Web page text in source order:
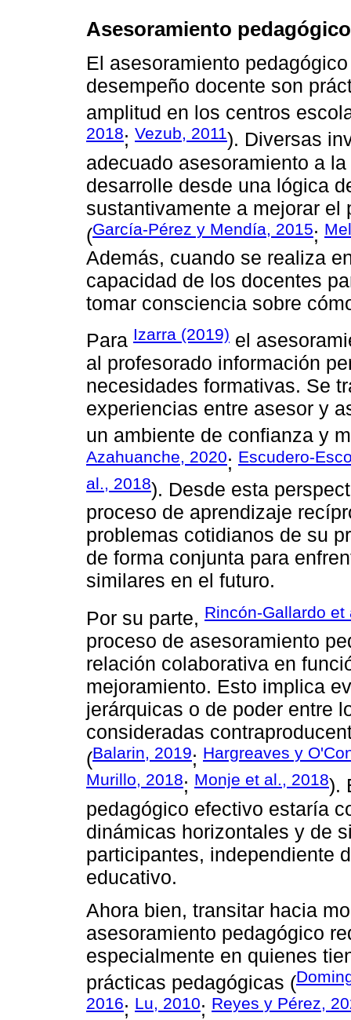
Asesoramiento pedagógico
El asesoramiento
desempeño docente son
amplitud en los centros
2018; Vezub, 2011). Diversas
adecuado asesoramiento a
desarrolle desde una lógica
sustantivamente a mejorar
(García-Pérez y Mendía, 2015;
Además, cuando se realiza
capacidad de los docentes
tomar consciencia sobre
Para Izarra (2019) el
al profesorado información
necesidades formativas. Se
experiencias entre asesor y
un ambiente de confianza y
Azahuanche, 2020; Escudero-
al., 2018). Desde esta
proceso de aprendizaje
problemas cotidianos de su
de forma conjunta para
similares en el futuro.
Por su parte, Rincón-Gallardo et
proceso de asesoramiento
relación colaborativa en
mejoramiento. Esto implica
jerárquicas o de poder entre
consideradas
(Balarin, 2019; Hargreaves y
Murillo, 2018; Monje et al., 2018).
pedagógico efectivo estaría
dinámicas horizontales y de
participantes, independiente
educativo.
Ahora bien, transitar hacia
asesoramiento pedagógico
especialmente en quienes
prácticas pedagógicas (
2016; Lu, 2010; Reyes y Pérez,